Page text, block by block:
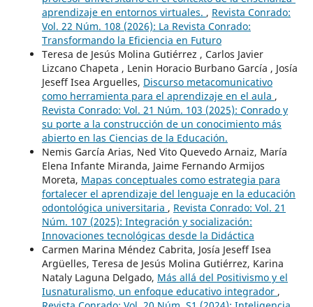
aprendizaje en entornos virtuales. , Revista Conrado:
Vol. 22 Núm. 108 (2026): La Revista Conrado:
Transformando la Eficiencia en Futuro
Teresa de Jesús Molina Gutiérrez , Carlos Javier
Lizcano Chapeta , Lenin Horacio Burbano García , Josía
Jeseff Isea Arguelles, Discurso metacomunicativo
como herramienta para el aprendizaje en el aula ,
Revista Conrado: Vol. 21 Núm. 103 (2025): Conrado y
su porte a la construcción de un conocimiento más
abierto en las Ciencias de la Educación.
Nemis García Arias, Ned Vito Quevedo Arnaiz, María
Elena Infante Miranda, Jaime Fernando Armijos
Moreta, Mapas conceptuales como estrategia para
fortalecer el aprendizaje del lenguaje en la educación
odontológica universitaria , Revista Conrado: Vol. 21
Núm. 107 (2025): Integración y socialización:
Innovaciones tecnológicas desde la Didáctica
Carmen Marina Méndez Cabrita, Josía Jeseff Isea
Argüelles, Teresa de Jesús Molina Gutiérrez, Karina
Nataly Laguna Delgado, Más allá del Positivismo y el
Iusnaturalismo, un enfoque educativo integrador ,